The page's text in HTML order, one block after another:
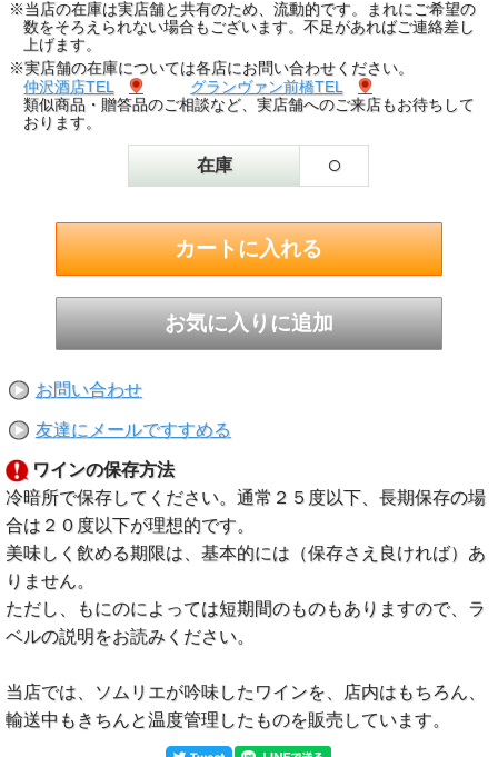
※当店の在庫は実店舗と共有のため、流動的です。まれにご希望の
数をそろえられない場合もございます。不足があればご連絡差し
上げます。
※実店舗の在庫については各店にお問い合わせください。
仲沢酒店TEL
グランヴァン前橋TEL
類似商品・贈答品のご相談など、実店舗へのご来店もお待ちして
おります。
在庫 ○
お問い合わせ
友達にメールですすめる
ワインの保存方法
冷暗所で保存してください。通常２５度以下、長期保存の場
合は２０度以下が理想的です。
美味しく飲める期限は、基本的には（保存さえ良ければ）あ
りません。
ただし、もにのによっては短期間のものもありますので、ラ
ベルの説明をお読みください。
当店では、ソムリエが吟味したワインを、店内はもちろん、
輸送中もきちんと温度管理したものを販売しています。